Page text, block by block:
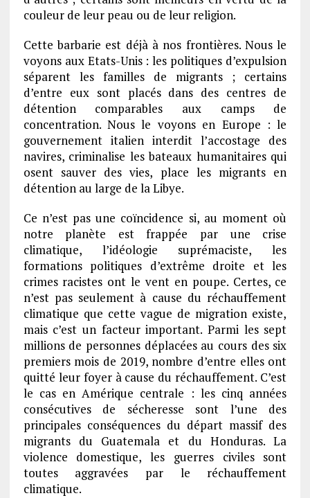
couleur de leur peau ou de leur religion.
Cette barbarie est déjà à nos frontières. Nous le
voyons aux Etats-Unis : les politiques d’expulsion
séparent les familles de migrants ; certains
d’entre eux sont placés dans des centres de
détention comparables aux camps de
concentration. Nous le voyons en Europe : le
gouvernement italien interdit l’accostage des
navires, criminalise les bateaux humanitaires qui
osent sauver des vies, place les migrants en
détention au large de la Libye.
Ce n’est pas une coïncidence si, au moment où
notre planète est frappée par une crise
climatique, l’idéologie suprémaciste, les
formations politiques d’extrême droite et les
crimes racistes ont le vent en poupe. Certes, ce
n’est pas seulement à cause du réchauffement
climatique que cette vague de migration existe,
mais c’est un facteur important. Parmi les sept
millions de personnes déplacées au cours des six
premiers mois de 2019, nombre d’entre elles ont
quitté leur foyer à cause du réchauffement. C’est
le cas en Amérique centrale : les cinq années
consécutives de sécheresse sont l’une des
principales conséquences du départ massif des
migrants du Guatemala et du Honduras. La
violence domestique, les guerres civiles sont
toutes aggravées par le réchauffement
climatique.